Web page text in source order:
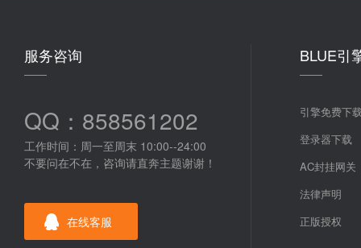
服务咨询
QQ：858561202
工作时间：周一至周末 10:00--24:00
不要问在不在，咨询请直奔主题谢谢！
在线客服
BLUE引
引擎免费下
登录器下载
AC封挂网关
法律声明
正版授权